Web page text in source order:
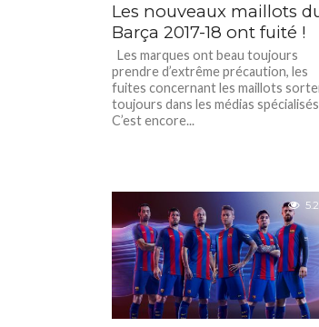
Les nouveaux maillots
Barça 2017-18 ont fuité !
Les marques ont beau toujours
prendre d’extrême précaution, les
fuites concernant les maillots
toujours dans les médias
C’est encore...